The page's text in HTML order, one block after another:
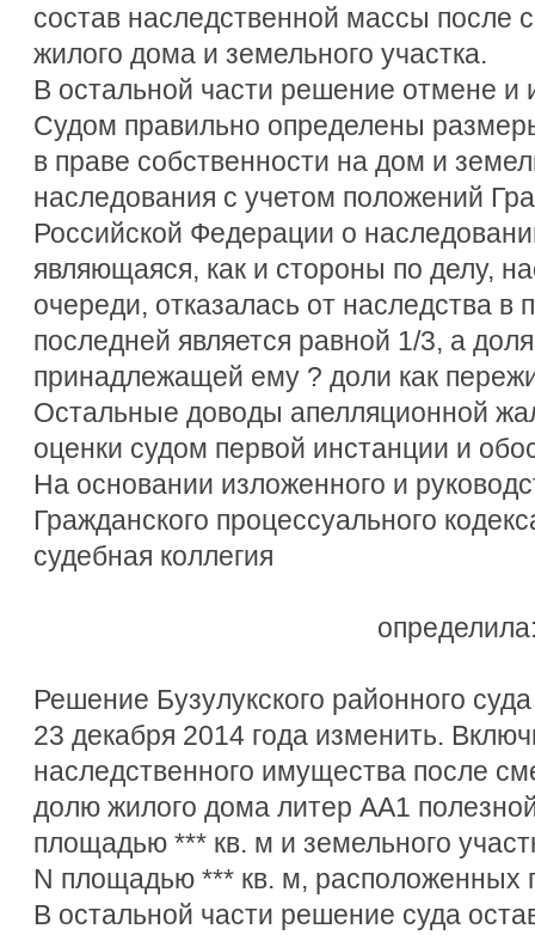
состав наследственной массы после
жилого дома и земельного участка.
В остальной части решение отмене и
Судом правильно определены
в праве собственности на дом и
наследования с учетом положений
Российской Федерации о
являющаяся, как и стороны по делу,
очереди, отказалась от наследства в
последней является равной 1/3, а
принадлежащей ему ? доли как
Остальные доводы апелляционной
оценки судом первой инстанции и
На основании изложенного и
Гражданского процессуального
судебная коллегия
Решение Бузулукского районного
23 декабря 2014 года изменить.
наследственного имущества после
долю жилого дома литер АА1
площадью *** кв. м и земельного
N площадью *** кв. м, расположенных
В остальной части решение суда